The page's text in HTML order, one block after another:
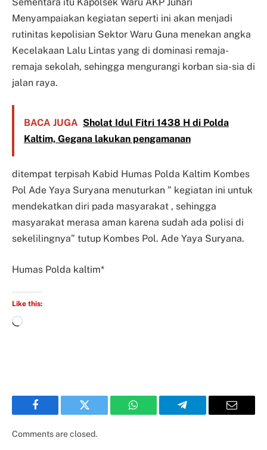
Menyampaiakan kegiatan seperti ini akan menjadi
rutinitas kepolisian Sektor Waru Guna menekan angka
Kecelakaan Lalu Lintas yang di dominasi remaja-
remaja sekolah, sehingga mengurangi korban sia-sia di
jalan raya.
BACA JUGA Sholat Idul Fitri 1438 H di Polda
Kaltim, Gegana lakukan pengamanan
ditempat terpisah Kabid Humas Polda Kaltim Kombes
Pol Ade Yaya Suryana menuturkan ” kegiatan ini untuk
mendekatkan diri pada masyarakat , sehingga
masyarakat merasa aman karena sudah ada polisi di
sekelilingnya” tutup Kombes Pol. Ade Yaya Suryana.
Humas Polda kaltim*
Like this:
Facebook Twitter WhatsApp Telegram Email
Comments are closed.